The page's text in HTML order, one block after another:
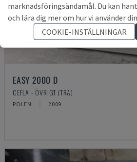
EASY 2000 D
CEFLA - ÖVRIGT (TRÄ)
POLEN 2009
marknadsföringsändamål. Du kan
och lära dig mer om hur vi använder
COOKIE-INSTÄLLNINGAR